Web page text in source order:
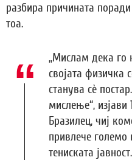
разбира причината
тоа.
„Мислам дека го
својата физичка
станува сè
мислење“,
Бразилец, чиј
привлече
тениската јавност.